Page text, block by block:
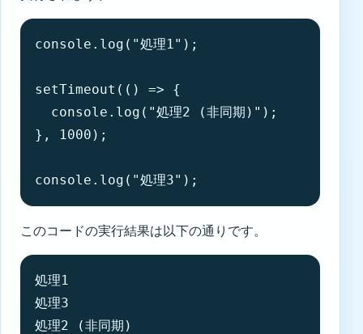
console.log("処理1");
setTimeout(() => {
  console.log("処理2 (非同期)");
}, 1000);
console.log("処理3");
このコードの実行結果は以下の通りです。
処理1
処理3
処理2 (非同期)